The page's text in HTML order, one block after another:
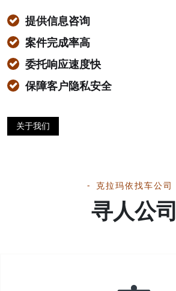
提供信息咨询
案件完成率高
委托响应速度快
保障客户隐私安全
关于我们
克拉玛依找车公司
寻人公司